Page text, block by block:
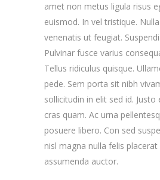
amet non metus ligula risus
euismod. In vel tristique.
venenatis ut feugiat.
Pulvinar fusce varius
Tellus ridiculus quisque.
pede. Sem porta sit nibh
sollicitudin in elit sed id.
cras quam. Ac urna
posuere libero. Con sed
nisl magna nulla felis placerat
assumenda auctor.